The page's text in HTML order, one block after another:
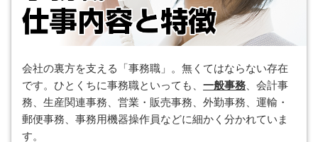
会社の裏方を支える「事務職」。無くてはならない存在
です。ひとくちに事務職といっても、 一般事務 、会計事
務、生産関連事務、営業・販売事務、外勤事務、運輸・
郵便事務、事務用機器操作員などに細かく分かれていま
す。